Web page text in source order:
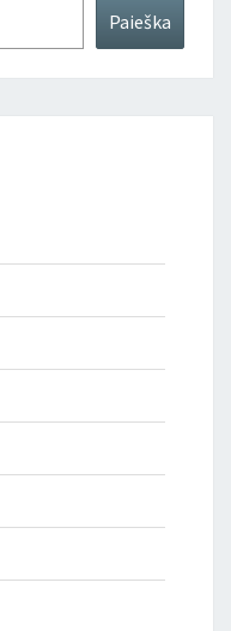
Paieška